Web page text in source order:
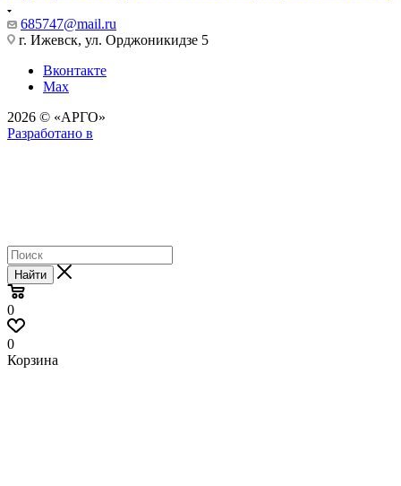
685747@mail.ru
г. Ижевск, ул. Орджоникидзе 5
Вконтакте
Max
2026 © «АРГО»
Разработано в
Найти
0
0
Корзина